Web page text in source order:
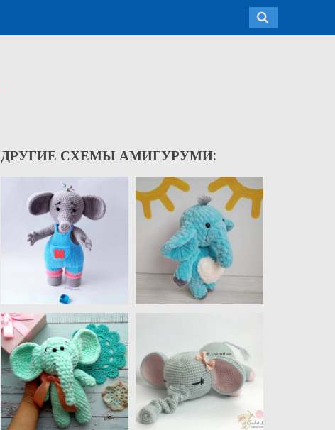
ДРУГИЕ СХЕМЫ АМИГУРУМИ: